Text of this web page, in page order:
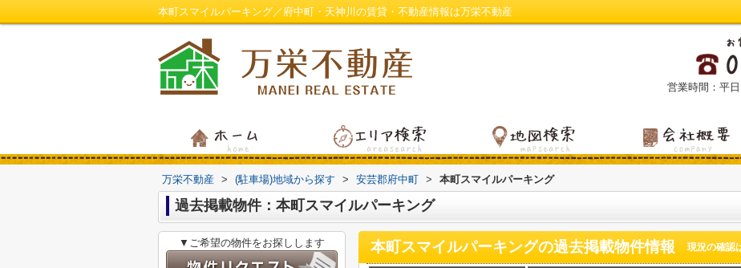
本町スマイルパーキング／府中町・天神川の賃貸・不動産情報は万栄不動産
営業時間：平
万栄不動産 > (駐車場)地域から探す > 安芸郡府中町 > 本町スマイルパーキング
過去掲載物件：本町スマイルパーキング
本町スマイルパーキングの過去掲載物件情報 現況の確認
▼ご希望の物件をお探しします